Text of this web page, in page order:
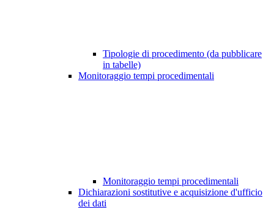
Tipologie di procedimento (da pubblicare
in tabelle)
Monitoraggio tempi procedimentali
Monitoraggio tempi procedimentali
Dichiarazioni sostitutive e acquisizione d'ufficio
dei dati